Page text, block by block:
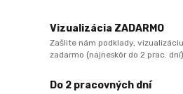
Vizualizácia ZADARMO
Zašlite nám podklady,
zadarmo (najneskôr do 2 prac.
Do 2 pracovných dní